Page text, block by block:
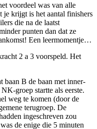
voordeel was van alle
je krijgt is het aantal finishers
die na de laatst
punten dan dat ze
Een leermomentje…
2 a 3 voorspeld. Het
baan B de baan met inner-
groep startte als eerste.
weg te komen (door de
terugroep. De
ingeschreven zou
de enige die 5 minuten